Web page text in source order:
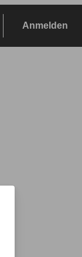
Anmelden